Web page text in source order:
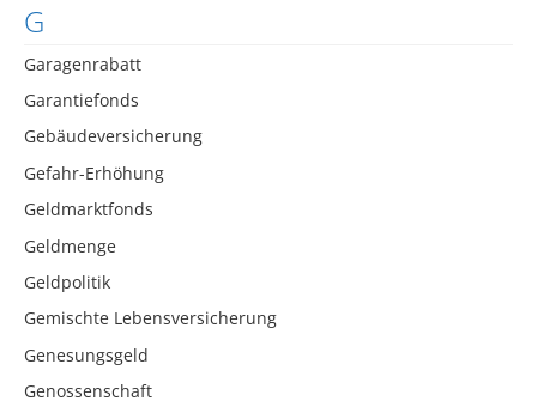
G
Garagenrabatt
Garantiefonds
Gebäudeversicherung
Gefahr-Erhöhung
Geldmarktfonds
Geldmenge
Geldpolitik
Gemischte Lebensversicherung
Genesungsgeld
Genossenschaft